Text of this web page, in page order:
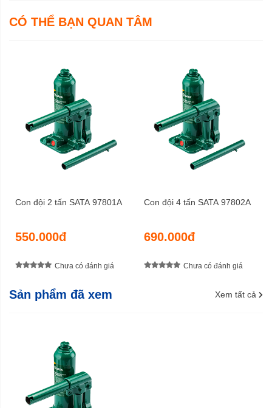
CÓ THỂ BẠN QUAN TÂM
Con đội 2 tấn SATA 97801A
550.000đ
Chưa có đánh giá
Con đội 4 tấn SATA 97802A
690.000đ
Chưa có đánh giá
Sản phẩm đã xem Xem tất cả